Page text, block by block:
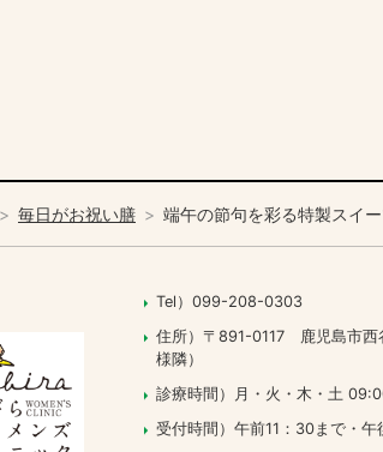
毎日がお祝い膳 端午の節句を彩る特製スイ
Tel）099-208-0303
住所）〒891-0117 鹿児島市西
様隣）
診療時間）月・火・木・土
受付時間）午前11：30まで・午